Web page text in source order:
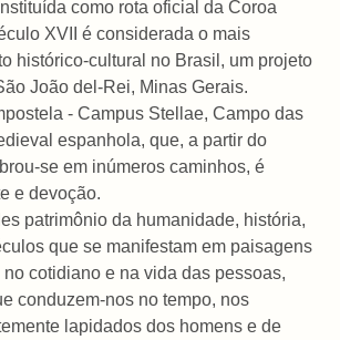
como rota oficial da Coroa
XVII é considerada o mais
histórico-cultural no Brasil, um projeto
João del-Rei, Minas Gerais.
- Campus Stellae, Campo das
espanhola, que, a partir do
se em inúmeros caminhos, é
e devoção.
patrimônio da humanidade, história,
que se manifestam em paisagens
cotidiano e na vida das pessoas,
conduzem-nos no tempo, nos
lapidados dos homens e de